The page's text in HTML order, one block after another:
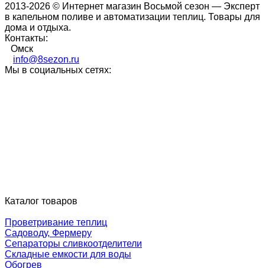
2013-2026 © Интернет магазин Восьмой сезон — Эксперт
в капельном поливе и автоматизации теплиц. Товары для
дома и отдыха.
Контакты:
Омск
info@8sezon.ru
Мы в социальных сетях:
Каталог товаров
Проветривание теплиц
Садоводу, Фермеру
Сепараторы сливкоотделители
Складные емкости для воды
Обогрев